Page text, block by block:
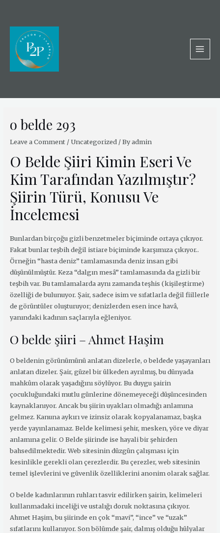
content
o belde 293
Leave a Comment /Uncategorized/ Byadmin
O Belde Şiiri Kimin Eseri Ve
Kim Tarafından Yazılmıştır?
Şiirin Türü, Konusu Ve
İncelemesi
Bunlardan birçoğu gizli benzetmeler biçiminde ortaya çıkıyor.
Fakat bunlar teşbih değil istiare biçiminde karşımıza çıkıyor..
Örneğin “hasta deniz” tamlamasında deniz insan gibi
düşünülmüştür. Keza “dalgın mesâ” tamlamasında da gizli bir
teşbih var. Bu tamlamalarda aynı zamanda teşhis (kişileştirme)
özelliği de bulunuyor. Şair, sadece isim ve sıfatlarla değil fiillerle
de görüntüler oluşturuyor; denizlerden esen ince havâ,
yanındaki kadının saçlarıyla eğleniyor.
O belde şiiri – Ahmet Haşim
O beldenin görünümünü anlatan dizelerle, o beldede yaşayanları
anlatan dizeler. Şair, güzel bir ülkeden ayrılmış, bu dünyada
mahkûm olarak yaşadığını söylüyor. Bu duygu şairin
çocukluğundaki mutlu günlerine dönemeyeceği düşüncesinden
kaynaklanıyor. Ancak bu şiirin uyakları olmadığı anlamına
gelmez. Kanuna aykırı ve izinsiz olarak kopyalanamaz, başka
yerde yayınlanamaz. Belde kelimesi şehir, mesken, yöre ve diyar
anlamına gelir. O Belde şiirinde ise hayali bir şehirden
bahsedilmektedir. Web sitesinin düzgün çalışması için
kesinlikle gerekli olan çerezlerdir. Bu çerezler, web sitesinin
temel işlevlerini ve güvenlik özelliklerini anonim olarak sağlar.
O belde kadınlarının ruhları tasvir edilirken şairin, kelimeleri
kullanmadaki inceliği ve ustalığı doruk noktasına çıkıyor.
Ahmet Haşim, bu şiirinde en çok “mavi”, “ince” ve “uzak”
sıfatlarını kullanıyor. Son bölümde şair, dalmış olduğu hülyalar